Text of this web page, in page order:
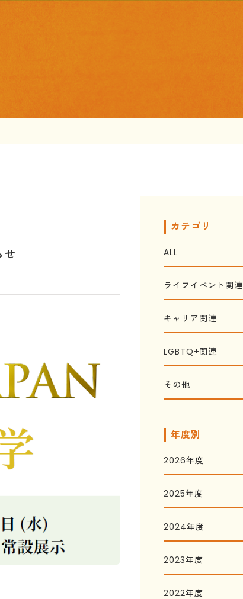
せ
カテゴリ
ALL
ライフイベント関連
キャリア関連
LGBTQ+関連
その他
年度別
2026年度
2025年度
2024年度
2023年度
2022年度